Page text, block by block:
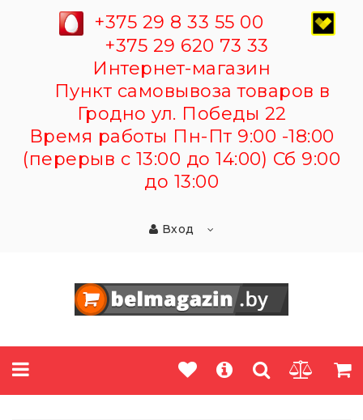
+375 29 8 33 55 00
+375 29 620 73 33
Интернет-магазин
Пункт самовывоза товаров в
Гродно ул. Победы 22
Время работы Пн-Пт 9:00 -18:00
(перерыв с 13:00 до 14:00) Сб 9:00
до 13:00
Вход